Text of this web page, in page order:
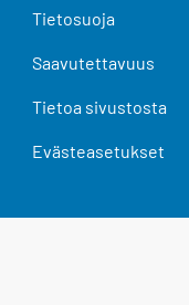
Tietosuoja
Saavutettavuus
Tietoa sivustosta
Evästeasetukset